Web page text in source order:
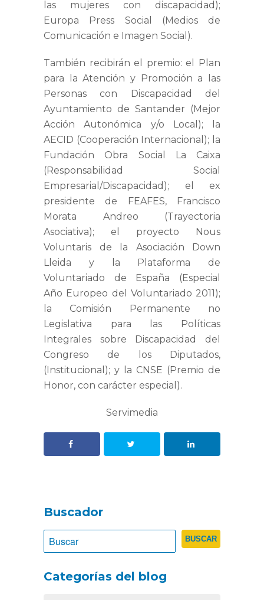
las mujeres con discapacidad);
Europa Press Social
(Medios de
Comunicación e Imagen Social).
También recibirán el premio: el
Plan
para la Atención y Promoción a las
Personas con Discapacidad del
Ayuntamiento de Santander (Mejor
Acción Autonómica y/o Local); la
AECID (Cooperación Internacional); la
Fundación Obra Social
La Caixa
(Responsabilidad Social
Empresarial/Discapacidad); el ex
presidente de FEAFES,
Francisco
Morata Andreo (Trayectoria
Asociativa); el proyecto Nous
Voluntaris de la Asociación Down
Lleida y la
Plataforma de
Voluntariado de España (Especial
Año Europeo del Voluntariado 2011);
la Comisión Permanente no
Legislativa para las Políticas
Integrales sobre Discapacidad del
Congreso de los Diputados,
(Institucional); y
la CNSE (Premio de
Honor, con carácter especial).
Servimedia
Buscador
Categorías del blog